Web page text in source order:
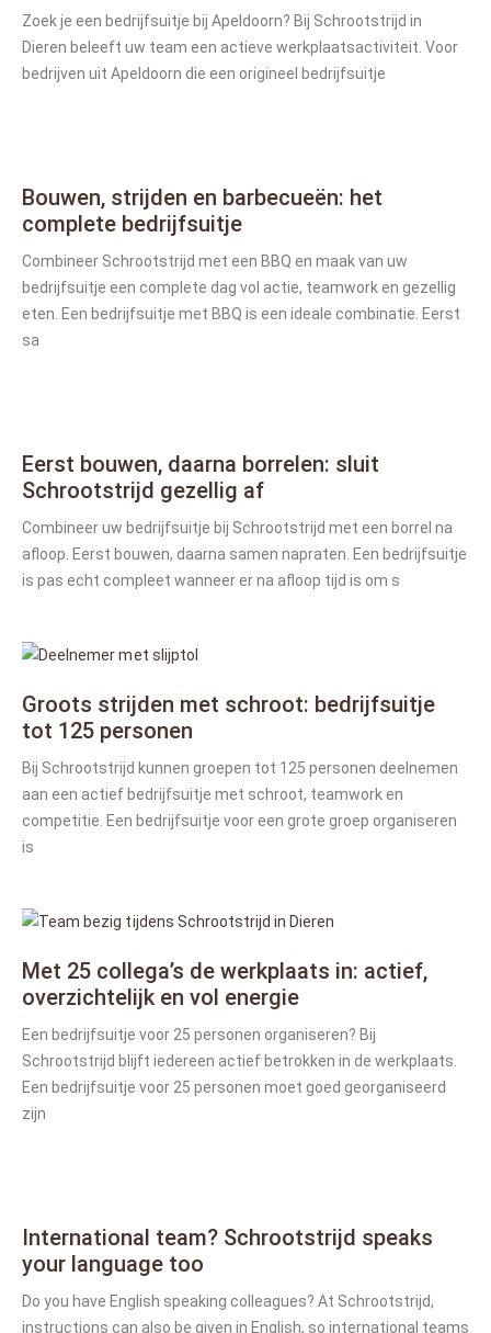
Zoek je een bedrijfsuitje bij Apeldoorn? Bij Schrootstrijd in
Dieren beleeft uw team een actieve werkplaatsactiviteit. Voor
bedrijven uit Apeldoorn die een origineel bedrijfsuitje
Bouwen, strijden en barbecueën: het
complete bedrijfsuitje
Combineer Schrootstrijd met een BBQ en maak van uw
bedrijfsuitje een complete dag vol actie, teamwork en gezellig
eten. Een bedrijfsuitje met BBQ is een ideale combinatie. Eerst
sa
Eerst bouwen, daarna borrelen: sluit
Schrootstrijd gezellig af
Combineer uw bedrijfsuitje bij Schrootstrijd met een borrel na
afloop. Eerst bouwen, daarna samen napraten. Een bedrijfsuitje
is pas echt compleet wanneer er na afloop tijd is om s
Groots strijden met schroot: bedrijfsuitje
tot 125 personen
Bij Schrootstrijd kunnen groepen tot 125 personen deelnemen
aan een actief bedrijfsuitje met schroot, teamwork en
competitie. Een bedrijfsuitje voor een grote groep organiseren
is
Met 25 collega’s de werkplaats in: actief,
overzichtelijk en vol energie
Een bedrijfsuitje voor 25 personen organiseren? Bij
Schrootstrijd blijft iedereen actief betrokken in de werkplaats.
Een bedrijfsuitje voor 25 personen moet goed georganiseerd
zijn
International team? Schrootstrijd speaks
your language too
Do you have English speaking colleagues? At Schrootstrijd,
instructions can also be given in English, so international teams